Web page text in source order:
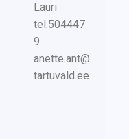
Lauri
tel.504447
9
anette.ant@
tartuvald.ee